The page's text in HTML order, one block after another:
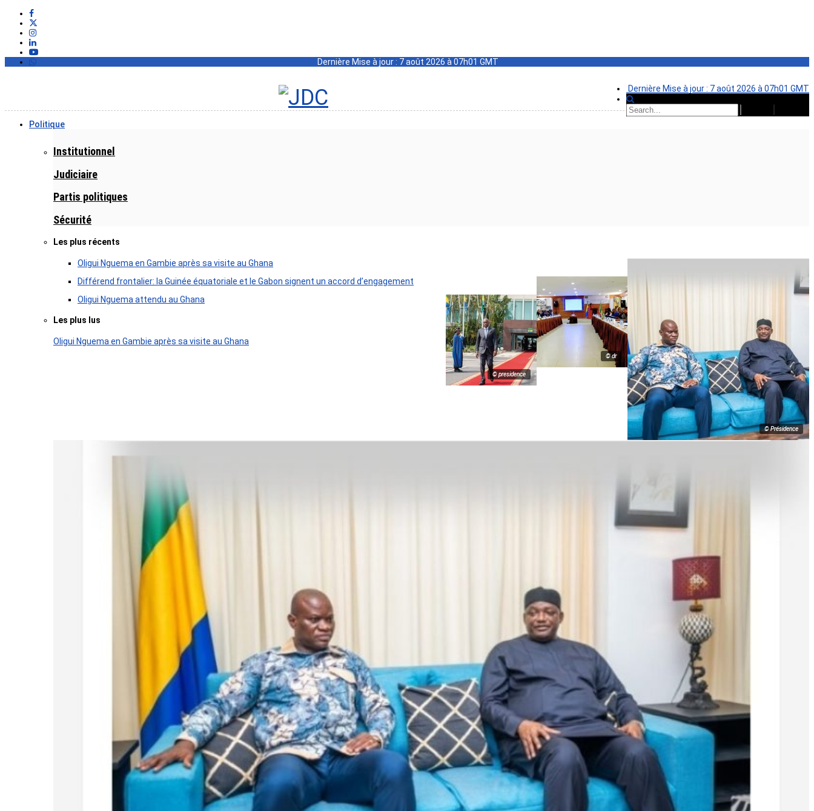
Dernière Mise à jour : 7 août 2026 à 07h01 GMT
Dernière Mise à jour : 7 août 2026 à 07h01 GMT
Politique
Institutionnel
Judiciaire
Partis politiques
Sécurité
Les plus récents
© Présidence
Oligui Nguema en Gambie après sa visite au Ghana
© dr
Différend frontalier: la Guinée équatoriale et le Gabon signent un accord d’engagement
© presidence
Oligui Nguema attendu au Ghana
Les plus lus
Oligui Nguema en Gambie après sa visite au Ghana